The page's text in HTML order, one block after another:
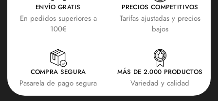
ENVÍO GRATIS
En pedidos superiores a
100€
PRECIOS COMPETITIVOS
Tarifas ajustadas y precios
bajos
COMPRA SEGURA
Pasarela de pago segura
MÁS DE 2.000 PRODUCTOS
Variedad y calidad